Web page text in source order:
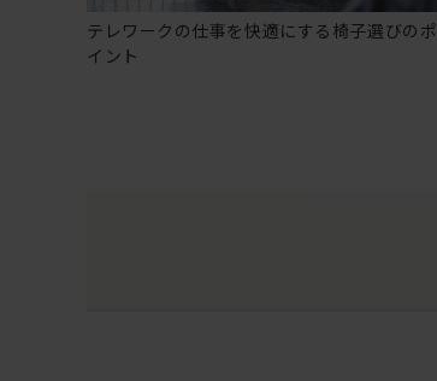
テレワークの仕事を快適にする椅子選びのポ
イント